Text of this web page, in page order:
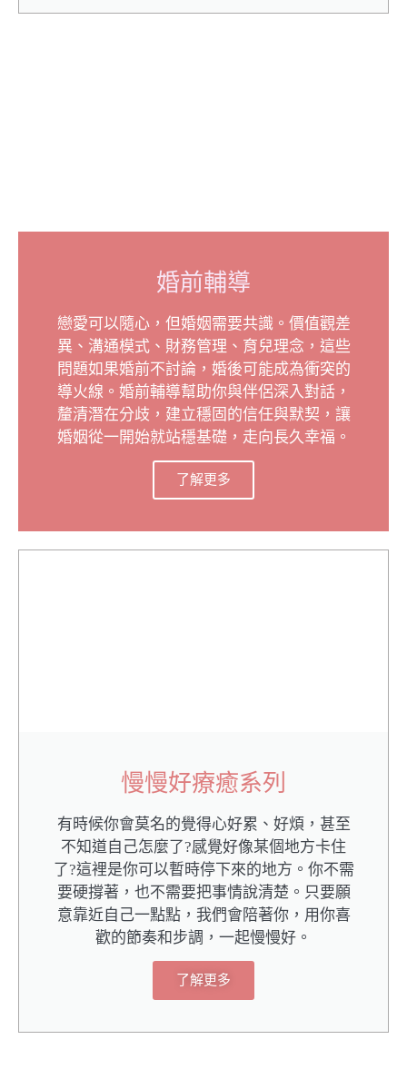
婚前輔導
戀愛可以隨心，但婚姻需要共識。價值觀差
異、溝通模式、財務管理、育兒理念，這些
問題如果婚前不討論，婚後可能成為衝突的
導火線。婚前輔導幫助你與伴侶深入對話，
釐清潛在分歧，建立穩固的信任與默契，讓
婚姻從一開始就站穩基礎，走向長久幸福。
了解更多
慢慢好療癒系列
有時候你會莫名的覺得心好累、好煩，甚至
不知道自己怎麼了?感覺好像某個地方卡住
了?這裡是你可以暫時停下來的地方。你不需
要硬撐著，也不需要把事情說清楚。只要願
意靠近自己一點點，我們會陪著你，用你喜
歡的節奏和步調，一起慢慢好。
了解更多